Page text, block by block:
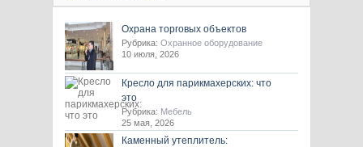
Охрана торговых объектов
Рубрика: Охранное оборудование
10 июля, 2026
Кресло для парикмахерских: что
это
Рубрика: Мебель
25 мая, 2026
Каменный утеплитель: